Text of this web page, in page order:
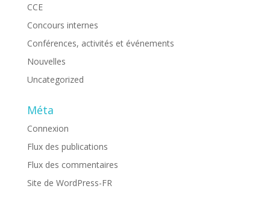
CCE
Concours internes
Conférences, activités et événements
Nouvelles
Uncategorized
Méta
Connexion
Flux des publications
Flux des commentaires
Site de WordPress-FR